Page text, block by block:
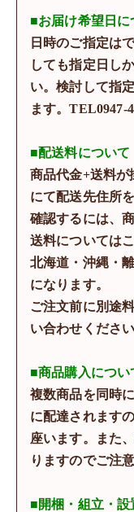
■お届け希望日に
日時のご指定は
しても指定日し
い。検討して指
ます。TEL0947-
■配送料について
商品代金+送料が
にて配送先住所
確認するには、
送料については
北海道・沖縄・
になります。
ご注文前に別途
い合わせください
■商品購入につい
複数商品を同時
に配達されます
座います。また
りますのでご注
■開梱・組立・設